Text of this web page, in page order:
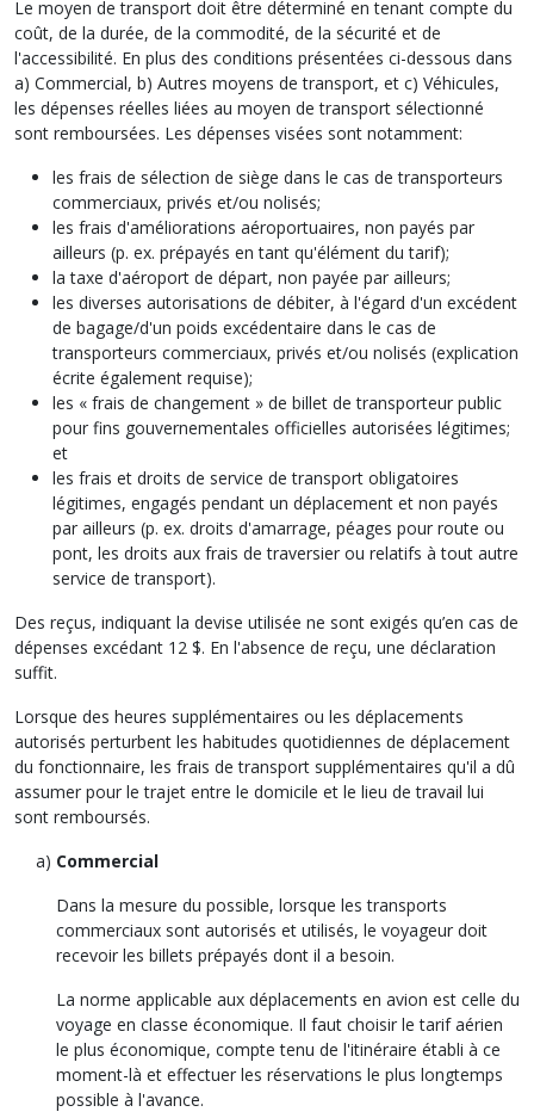
Le moyen de transport doit être déterminé en tenant compte du
coût, de la durée, de la commodité, de la sécurité et de
l'accessibilité. En plus des conditions présentées ci-dessous dans
a) Commercial, b) Autres moyens de transport, et c) Véhicules,
les dépenses réelles liées au moyen de transport sélectionné
sont remboursées. Les dépenses visées sont notamment:
les frais de sélection de siège dans le cas de transporteurs
commerciaux, privés et/ou nolisés;
les frais d'améliorations aéroportuaires, non payés par
ailleurs (p. ex. prépayés en tant qu'élément du tarif);
la taxe d'aéroport de départ, non payée par ailleurs;
les diverses autorisations de débiter, à l'égard d'un excédent
de bagage/d'un poids excédentaire dans le cas de
transporteurs commerciaux, privés et/ou nolisés (explication
écrite également requise);
les « frais de changement » de billet de transporteur public
pour fins gouvernementales officielles autorisées légitimes;
et
les frais et droits de service de transport obligatoires
légitimes, engagés pendant un déplacement et non payés
par ailleurs (p. ex. droits d'amarrage, péages pour route ou
pont, les droits aux frais de traversier ou relatifs à tout autre
service de transport).
Des reçus, indiquant la devise utilisée ne sont exigés qu’en cas de
dépenses excédant 12 $. En l'absence de reçu, une déclaration
suffit.
Lorsque des heures supplémentaires ou les déplacements
autorisés perturbent les habitudes quotidiennes de déplacement
du fonctionnaire, les frais de transport supplémentaires qu'il a dû
assumer pour le trajet entre le domicile et le lieu de travail lui
sont remboursés.
Commercial
Dans la mesure du possible, lorsque les transports
commerciaux sont autorisés et utilisés, le voyageur doit
recevoir les billets prépayés dont il a besoin.
La norme applicable aux déplacements en avion est celle du
voyage en classe économique. Il faut choisir le tarif aérien
le plus économique, compte tenu de l'itinéraire établi à ce
moment-là et effectuer les réservations le plus longtemps
possible à l'avance.